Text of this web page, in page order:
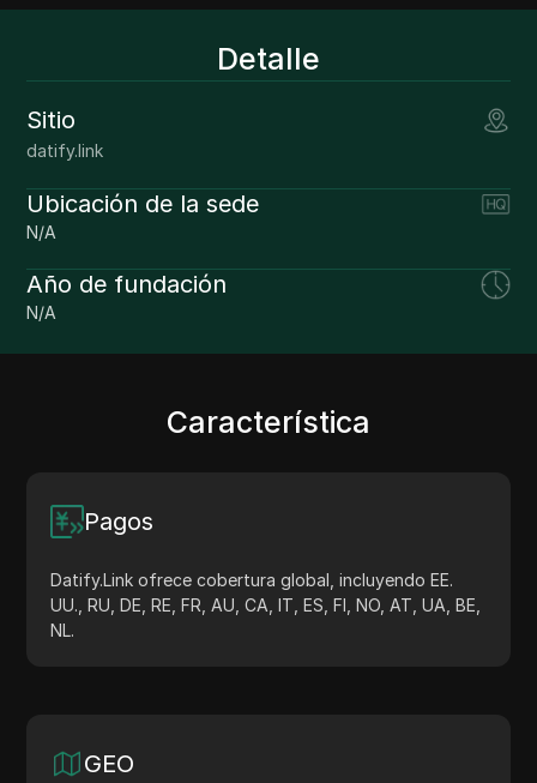
Detalle
Sitio
datify.link
Ubicación de la sede
N/A
Año de fundación
N/A
Característica
Pagos
Datify.Link ofrece cobertura global, incluyendo EE.
UU., RU, DE, RE, FR, AU, CA, IT, ES, FI, NO, AT, UA, BE,
NL.
GEO